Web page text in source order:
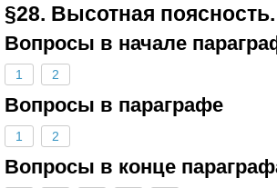
§28. Высотная
Вопросы в начале
1 2
Вопросы в параграфе
1 2
Вопросы в конце